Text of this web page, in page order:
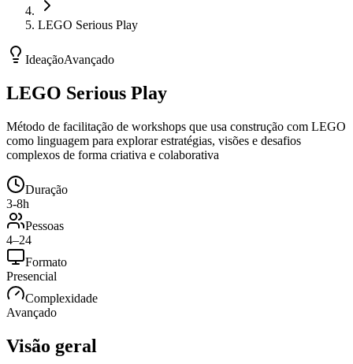
LEGO Serious Play
IdeaçãoAvançado
LEGO Serious Play
Método de facilitação de workshops que usa construção com LEGO
como linguagem para explorar estratégias, visões e desafios
complexos de forma criativa e colaborativa
Duração
3-8h
Pessoas
4–24
Formato
Presencial
Complexidade
Avançado
Visão geral